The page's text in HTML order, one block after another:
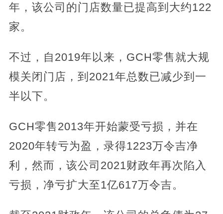
年，该公司的门店数量已提高到大约122
家。
不过，自2019年以来，GCH零售就大规
模关闭门店，到2021年总数已减少到一
半以下。
GCH零售2013年开始蒙受亏损，并在
2020年转亏为盈，录得1223万令吉净
利，然而，该公司2021财政年再次陷入
亏损，净亏扩大至1亿617万令吉。